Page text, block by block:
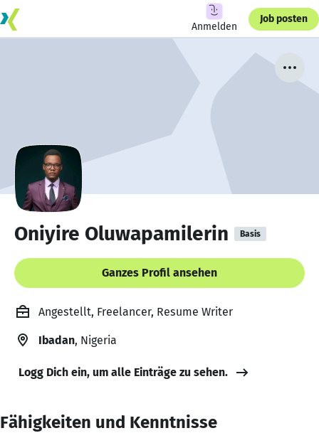
Anmelden
Job posten
Oniyire Oluwapamilerin Basis
Ganzes Profil ansehen
Angestellt, Freelancer, Resume Writer
Ibadan, Nigeria
Logg Dich ein, um alle Einträge zu sehen.
Fähigkeiten und Kenntnisse